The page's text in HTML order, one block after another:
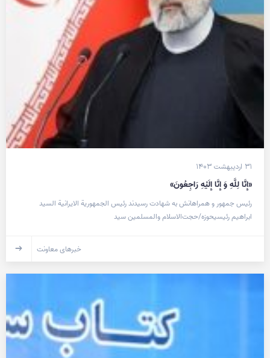
۳۱ اردیبهشت ۱۴۰۳
«إِنَّا لِلَّهِ وَ إِنَّا إِلَیْهِ رَاجِعُونَ»
رئیس جمهور و همراهانش به شهادت رسیدند رئيس الجمهورية الايرانية السيد
ابراهيم رئيسيحوزه/حجت‌الاسلام والمسلمین سید
خبرهای معاونت